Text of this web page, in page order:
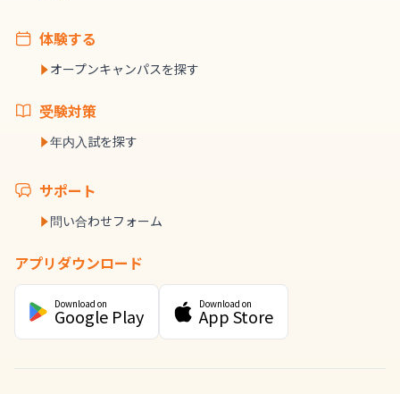
体験する
オープンキャンパスを探す
受験対策
年内入試を探す
サポート
問い合わせフォーム
アプリダウンロード
Download on
Google Play
Download on
App Store